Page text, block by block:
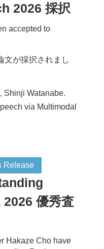
、大関 洋平 (東京
大学/NII LLMC)
析
デル研究開発セン
学研究所 大規模言
)、小田 悠介 (国立
)、劉 超然 (国立情
ル研究開発センタ
/国立情報学研究所
センター)、宮尾 祐
究所 大規模言語モ
究開発センター/東
2026 採択
accepted to
文が採択されまし
Shinji Watanabe.
via Multimodal
Release
優秀査
Hakaze Cho have